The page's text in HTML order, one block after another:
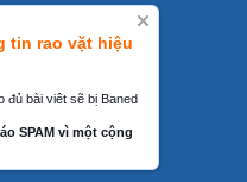
tin rao vặt hiệu
đủ bài viêt sẽ bị Baned
SPAM vì một cộng